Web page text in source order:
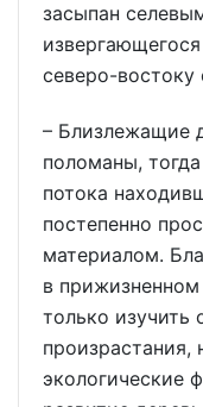
засыпан
северо-востоку
– Близлежащие
поломаны,
потока
постепенно
материалом.
в
только изучить
произрастания,
экологические